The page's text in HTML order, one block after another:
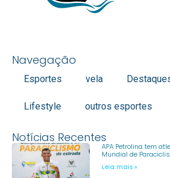
Navegação
Esportes vela
Lifestyle outros esportes
Notícias Recentes
APA Petrolina tem
Mundial de
Leia mais »